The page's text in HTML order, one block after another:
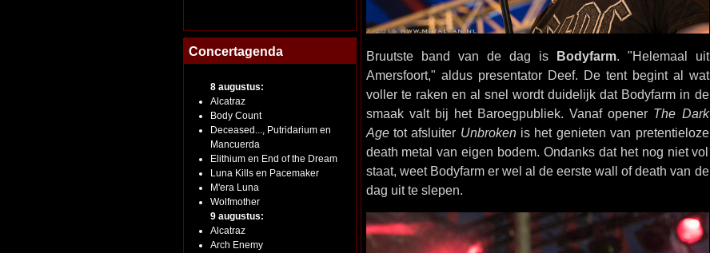
Concertagenda
8 augustus:
Alcatraz
Body Count
Deceased..., Putridarium en
Mancuerda
Elithium en End of the Dream
Luna Kills en Pacemaker
M'era Luna
Wolfmother
9 augustus:
Alcatraz
Arch Enemy
Bruutste band van de dag is Bodyfarm. "Helemaal uit
Amersfoort," aldus presentator Deef. De tent begint al wat
voller te raken en al snel wordt duidelijk dat Bodyfarm in de
smaak valt bij het Baroegpubliek. Vanaf opener The Dark
Agetot afsluiter Unbrokenis het genieten van pretentieloze
death metal van eigen bodem. Ondanks dat het nog niet vol
staat, weet Bodyfarm er wel al de eerste wall of death van de
dag uit te slepen.